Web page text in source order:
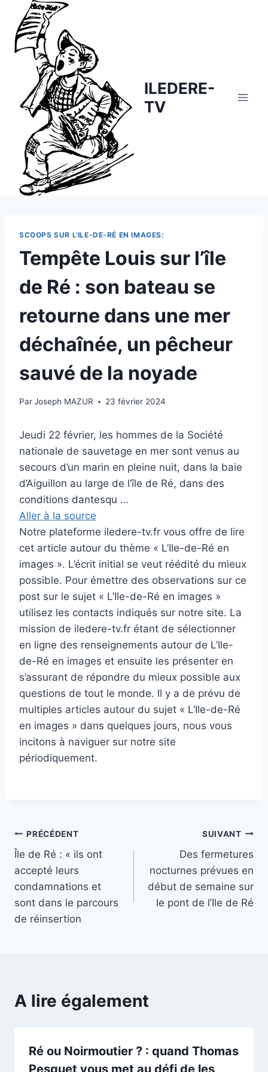
content
ILEDERE-
TV
SCOOPS SUR L'ILE-DE-RÉ EN IMAGES:
Tempête Louis sur l’île
de Ré : son bateau se
retourne dans une mer
déchaînée, un pêcheur
sauvé de la noyade
ParJoseph MAZUR 23 février 2024
Jeudi 22 février, les hommes de la Société
nationale de sauvetage en mer sont venus au
secours d’un marin en pleine nuit, dans la baie
d’Aiguillon au large de l’île de Ré, dans des
conditions dantesqu …
Aller à la source
Notre plateforme iledere-tv.fr vous offre de lire
cet article autour du thème « L’Ile-de-Ré en
images ». L’écrit initial se veut réédité du mieux
possible. Pour émettre des observations sur ce
post sur le sujet « L’Ile-de-Ré en images »
utilisez les contacts indiqués sur notre site. La
mission de iledere-tv.fr étant de sélectionner
en ligne des renseignements autour de L’Ile-
de-Ré en images et ensuite les présenter en
s’assurant de répondre du mieux possible aux
questions de tout le monde. Il y a de prévu de
multiples articles autour du sujet « L’Ile-de-Ré
en images » dans quelques jours, nous vous
incitons à naviguer sur notre site
périodiquement.
Navigation
de
l’article
PRÉCÉDENT
Île de Ré : « ils ont
accepté leurs
condamnations et
sont dans le parcours
de réinsertion
SUIVANT
Des fermetures
nocturnes prévues en
début de semaine sur
le pont de l’Ile de Ré
A lire également
Ré ou Noirmoutier ? : quand Thomas
Pesquet vous met au défi de les